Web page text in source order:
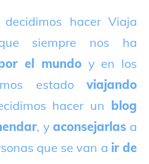
hacer Viaja
siempre nos ha
el mundoy en los
estado viajando
hacer un blog
, yaconsejarlas a
que se van a ir de